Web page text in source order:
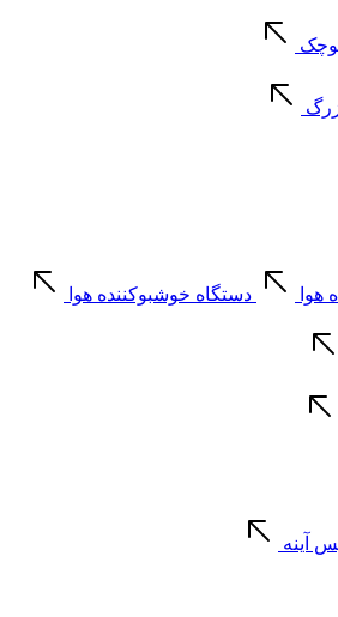
هوا دستگاه خوشبوکننده هوا
آینه